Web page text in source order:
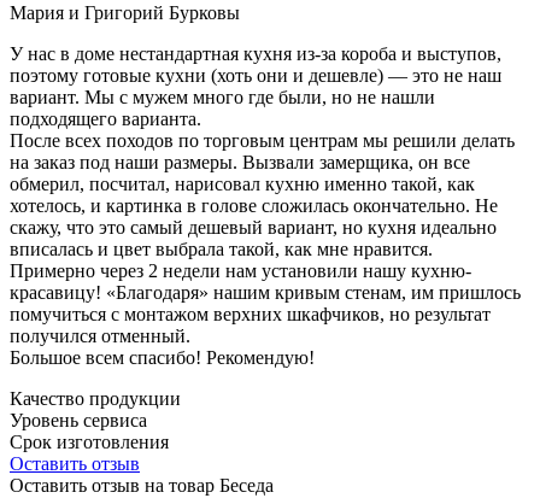
Мария и Григорий Бурковы
У нас в доме нестандартная кухня из-за короба и выступов,
поэтому готовые кухни (хоть они и дешевле) — это не наш
вариант. Мы с мужем много где были, но не нашли
подходящего варианта.
После всех походов по торговым центрам мы решили делать
на заказ под наши размеры. Вызвали замерщика, он все
обмерил, посчитал, нарисовал кухню именно такой, как
хотелось, и картинка в голове сложилась окончательно. Не
скажу, что это самый дешевый вариант, но кухня идеально
вписалась и цвет выбрала такой, как мне нравится.
Примерно через 2 недели нам установили нашу кухню-
красавицу! «Благодаря» нашим кривым стенам, им пришлось
помучиться с монтажом верхних шкафчиков, но результат
получился отменный.
Большое всем спасибо! Рекомендую!
Качество продукции
Уровень сервиса
Срок изготовления
Оставить отзыв
Оставить отзыв на товар Беседа